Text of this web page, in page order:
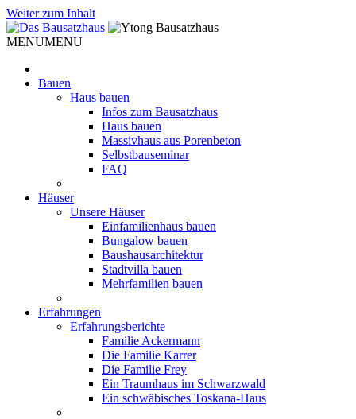
Weiter zum Inhalt
MENUMENU
Bauen
Haus bauen
Infos zum Bausatzhaus
Haus bauen
Massivhaus aus Porenbeton
Selbstbauseminar
FAQ
Häuser
Unsere Häuser
Einfamilienhaus bauen
Bungalow bauen
Baushausarchitektur
Stadtvilla bauen
Mehrfamilien bauen
Erfahrungen
Erfahrungsberichte
Familie Ackermann
Die Familie Karrer
Die Familie Frey
Ein Traumhaus im Schwarzwald
Ein schwäbisches Toskana-Haus